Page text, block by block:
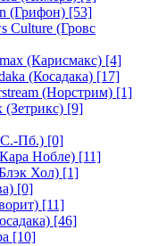
(Грифон) [53]
Culture (Гровс
(Карисмакс) [4]
(Косадака) [17]
(Норстрим) [1]
[9]
Пб.) [0]
Нобле) [11]
Хол) [1]
[0]
[11]
[46]
[10]